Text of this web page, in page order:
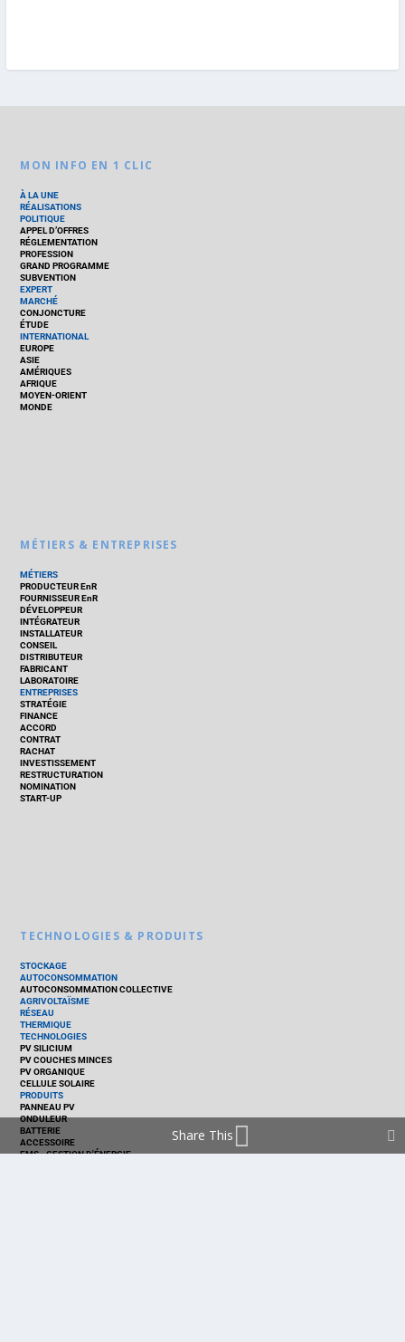
MON INFO EN 1 CLIC
À LA UNE
RÉALISATIONS
POLITIQUE
APPEL D’OFFRES
RÉGLEMENTATION
PROFESSION
GRAND PROGRAMME
SUBVENTION
EXPERT
MARCHÉ
CONJONCTURE
ÉTUDE
INTERNATIONAL
EUROPE
ASIE
AMÉRIQUES
AFRIQUE
MOYEN-ORIENT
MONDE
MÉTIERS & ENTREPRISES
MÉTIERS
PRODUCTEUR EnR
FOURNISSEUR EnR
DÉVELOPPEUR
INTÉGRATEUR
INSTALLATEUR
CONSEIL
DISTRIBUTEUR
FABRICANT
LABORATOIRE
ENTREPRISES
STRATÉGIE
FINANCE
ACCORD
CONTRAT
RACHAT
INVESTISSEMENT
RESTRUCTURATION
NOMINATION
START-UP
TECHNOLOGIES & PRODUITS
STOCKAGE
AUTOCONSOMMATION
AUTOCONSOMMATION COLLECTIVE
AGRIVOLTAÏSME
RÉSEAU
THERMIQUE
TECHNOLOGIES
PV SILICIUM
PV COUCHES MINCES
PV ORGANIQUE
CELLULE SOLAIRE
PRODUITS
PANNEAU PV
ONDULEUR
BATTERIE
ACCESSOIRE
EMS - GESTION D'ÉNERGIE
Share This